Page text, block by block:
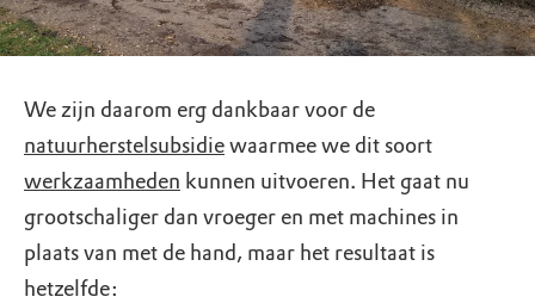
We zijn daarom erg dankbaar voor de
natuurherstelsubsidiewaarmee we dit soort
werkzaamheden kunnen uitvoeren. Het gaat nu
grootschaliger dan vroeger en met machines in
plaats van met de hand, maar het resultaat is
hetzelfde: